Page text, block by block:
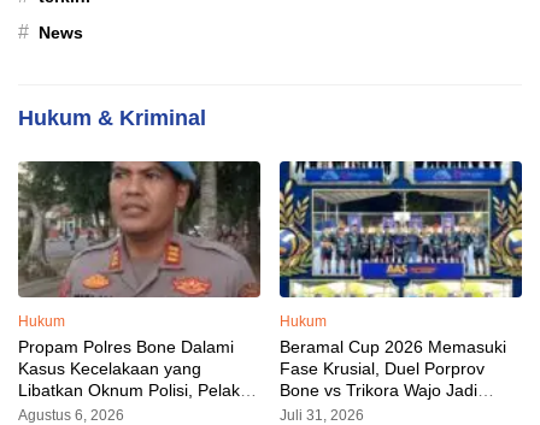
# News
Hukum & Kriminal
Hukum
Propam Polres Bone Dalami
Kasus Kecelakaan yang
Libatkan Oknum Polisi, Pelaku
Sudah Diamankan
Agustus 6, 2026
Hukum
Beramal Cup 2026 Memasuki
Fase Krusial, Duel Porprov
Bone vs Trikora Wajo Jadi
Sorotan Malam Ini
Juli 31, 2026